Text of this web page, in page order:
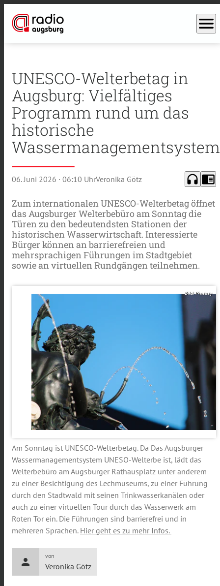
menu
UNESCO-Welterbetag in
Augsburg: Vielfältiges
Programm rund um das
historische
Wassermanagementsystem
06. Juni 2026 · 06:10 UhrVeronika Götz headphones chrome_reader_mode
Zum internationalen UNESCO-Welterbetag öffnet
das Augsburger Welterbebüro am Sonntag die
Türen zu den bedeutendsten Stationen der
historischen Wasserwirtschaft. Interessierte
Bürger können an barrierefreien und
mehrsprachigen Führungen im Stadtgebiet
sowie an virtuellen Rundgängen teilnehmen.
Bild: Pixabay
Am Sonntag ist UNESCO-Welterbetag. Da Das Augsburger
Wassermanagementsystem UNESO-Welterbe ist, lädt das
Welterbebüro am Augsburger Rathausplatz unter anderem
zu einer Besichtigung des Lechmuseums, zu einer Führung
durch den Stadtwald mit seinen Trinkwasserkanälen oder
auch zu einer virtuellen Tour durch das Wasserwerk am
Roten Tor ein. Die Führungen sind barrierefrei und in
mehreren Sprachen. Hier geht es zu mehr Infos.
person
von
Veronika Götz